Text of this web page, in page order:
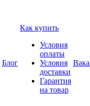
Блог
Как купить
Условия
оплаты
Условия
доставки
Гарантия
на товар